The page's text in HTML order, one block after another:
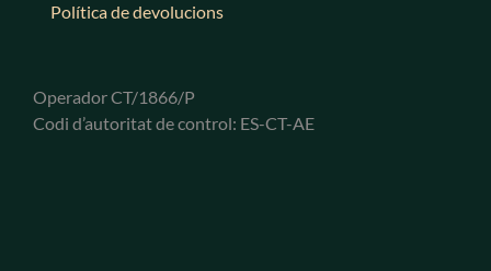
Política de devolucions
Operador CT/1866/P
Codi d’autoritat de control: ES-CT-AE